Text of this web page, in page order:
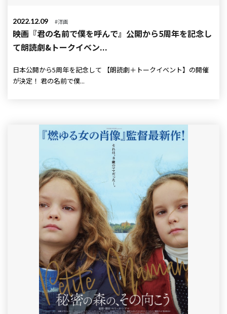
2022.12.09 #洋画
映画『君の名前で僕を呼んで』公開から5周年を記念し
て朗読劇&トークイベン...
日本公開から5周年を記念して 【朗読劇＋トークイベント】の開催
が決定！ 君の名前で僕...